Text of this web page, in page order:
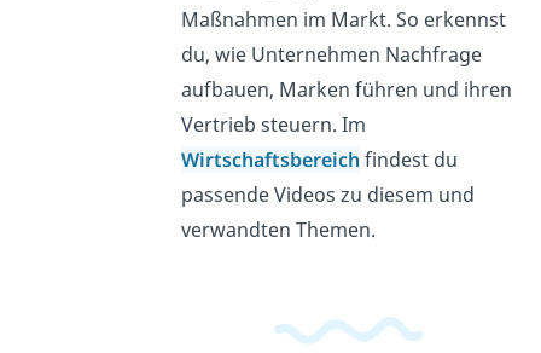
Maßnahmen im Markt. So erkennst
du, wie Unternehmen Nachfrage
aufbauen, Marken führen und ihren
Vertrieb steuern. Im
Wirtschaftsbereich findest du
passende Videos zu diesem und
verwandten Themen.